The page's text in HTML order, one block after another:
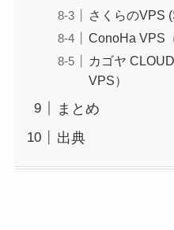
さくらのVPS
ConoHa VPS
カゴヤ
VPS）
まとめ
出典